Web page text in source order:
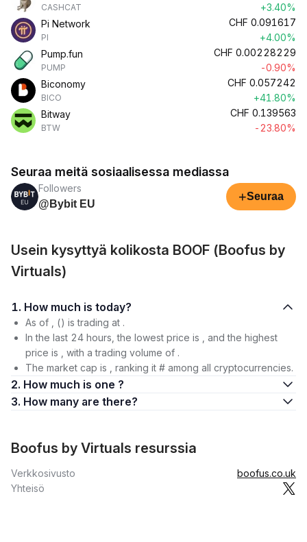
CASHCAT
+3.40%
Pi Network
PI
CHF 0.091617
+4.00%
Pump.fun
PUMP
CHF 0.00228229
-0.90%
Biconomy
BICO
CHF 0.057242
+41.80%
Bitway
BTW
CHF 0.139563
-23.80%
Seuraa meitä sosiaalisessa mediassa
Followers
@Bybit EU
+Seuraa
Usein kysyttyä kolikosta BOOF (Boofus by
Virtuals)
1. How much is today?
As of , () is trading at .
In the last 24 hours, the lowest price is , and the highest
price is , with a trading volume of .
The market cap is , ranking it # among all cryptocurrencies.
2. How much is one ?
3. How many are there?
Boofus by Virtuals resurssia
Verkkosivusto
boofus.co.uk
Yhteisö